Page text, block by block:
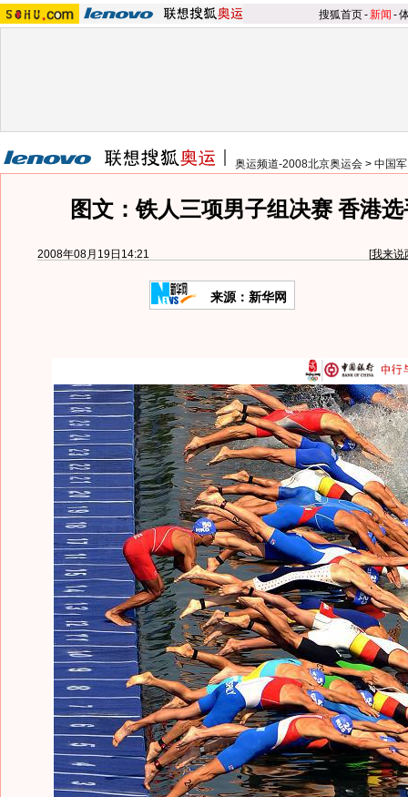
搜狐首页-新闻 -
奥运频道-2008北京奥运会 > 中国
图文：铁人三项男子组决赛 香港
2008年08月19日14:21 [我来说
来源：新华网